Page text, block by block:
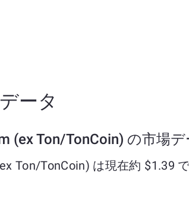
ータ
(ex Ton/TonCoin) の市場デ
Ton/TonCoin) は現在約 $1.39